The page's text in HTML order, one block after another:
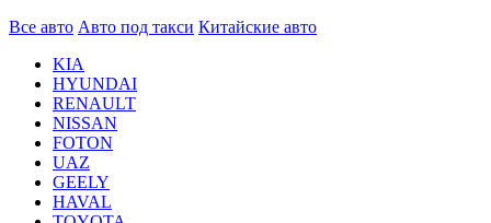
Все авто Авто под такси Китайские авто
KIA
HYUNDAI
RENAULT
NISSAN
FOTON
UAZ
GEELY
HAVAL